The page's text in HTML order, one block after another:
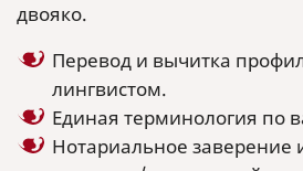
двояко.
Перевод и вычитка
лингвистом.
Единая терминология
Нотариальное заверение